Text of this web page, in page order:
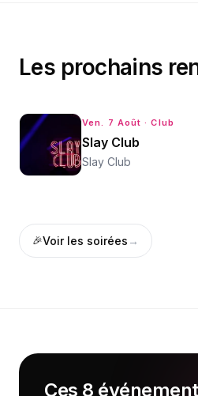
Les prochains
Ven. 7 Août · Club
Slay Club
Slay Club
🎉Voir les soirées →
Ces 8